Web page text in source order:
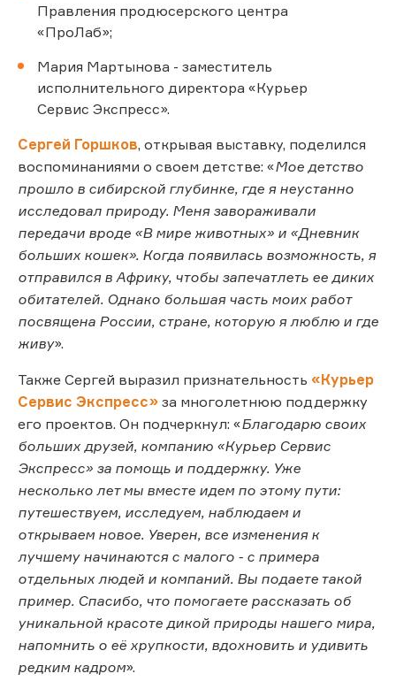
Правления продюсерского центра
«ПроЛаб»;
Мария Мартынова - заместитель
исполнительного директора «Курьер
Сервис Экспресс».
Сергей Горшков, открывая выставку, поделился
воспоминаниями о своем детстве: «Мое детство
прошло в сибирской глубинке, где я неустанно
исследовал природу. Меня завораживали
передачи вроде «В мире животных» и «Дневник
больших кошек». Когда появилась возможность, я
отправился в Африку, чтобы запечатлеть ее диких
обитателей. Однако большая часть моих работ
посвящена России, стране, которую я люблю и где
живу».
Также Сергей выразил признательность «Курьер
Сервис Экспресс» за многолетнюю поддержку
его проектов. Он подчеркнул: «Благодарю своих
больших друзей, компанию «Курьер Сервис
Экспресс» за помощь и поддержку. Уже
несколько лет мы вместе идем по этому пути:
путешествуем, исследуем, наблюдаем и
открываем новое. Уверен, все изменения к
лучшему начинаются с малого - с примера
отдельных людей и компаний. Вы подаете такой
пример. Спасибо, что помогаете рассказать об
уникальной красоте дикой природы нашего мира,
напомнить о её хрупкости, вдохновить и удивить
редким кадром».